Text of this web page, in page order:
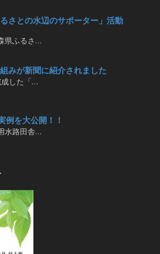
るさとの水辺のサポーター」活動
県ふるさ…
みが新聞に紹介されました
した「…
例を大公開！！
水路田舎…